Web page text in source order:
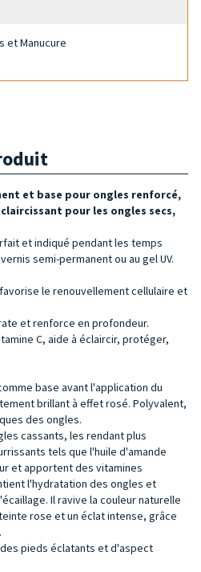
et Manucure
et base pour ongles renforcé,
pour les ongles secs,
et indiqué pendant les temps
semi-permanent ou au gel UV.
favorise le renouvellement cellulaire et
et renforce en profondeur.
C, aide à éclaircir, protéger,
base avant l'application du
brillant à effet rosé. Polyvalent,
des ongles.
cassants, les rendant plus
tels que l'huile d'amande
et apportent des vitamines
l'hydratation des ongles et
Il ravive la couleur naturelle
rose et un éclat intense, grâce
pieds éclatants et d'aspect